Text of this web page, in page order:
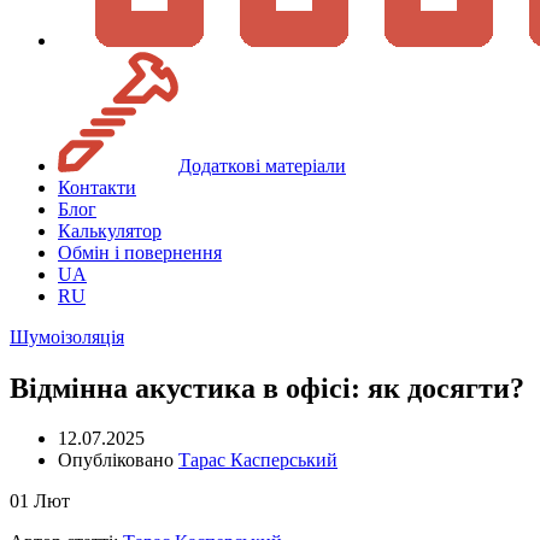
Додаткові матеріали
Контакти
Блог
Калькулятор
Обмін і повернення
UA
RU
Шумоізоляція
Відмінна акустика в офісі: як досягти?
12.07.2025
Опубліковано Тарас Касперський
01 Лют